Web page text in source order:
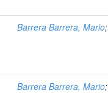
Barrera Barrera, Mario;
Barrera Barrera, Mario;